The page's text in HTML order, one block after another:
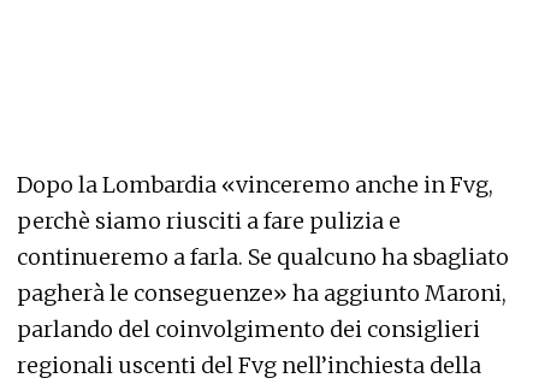
Dopo la Lombardia «vinceremo anche in Fvg,
perchè siamo riusciti a fare pulizia e
continueremo a farla. Se qualcuno ha sbagliato
pagherà le conseguenze» ha aggiunto Maroni,
parlando del coinvolgimento dei consiglieri
regionali uscenti del Fvg nell’inchiesta della